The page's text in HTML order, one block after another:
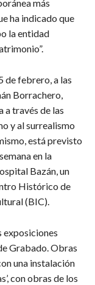
más
ha indicado que
la entidad
febrero, a las
Borrachero,
a través de las
y al surrealismo
está previsto
en la
Bazán, un
Histórico de
(BIC).
Grabado. Obras
una instalación
con obras de los